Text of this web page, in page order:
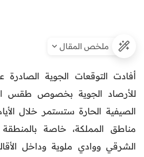
ملخص المقال
أفادت التوقعات الجوية الصادرة
للأرصاد الجوية بخصوص طقس
الصيفية الحارة ستستمر خلال
مناطق المملكة، خاصة
الشرقي ووادي ملوية وداخل